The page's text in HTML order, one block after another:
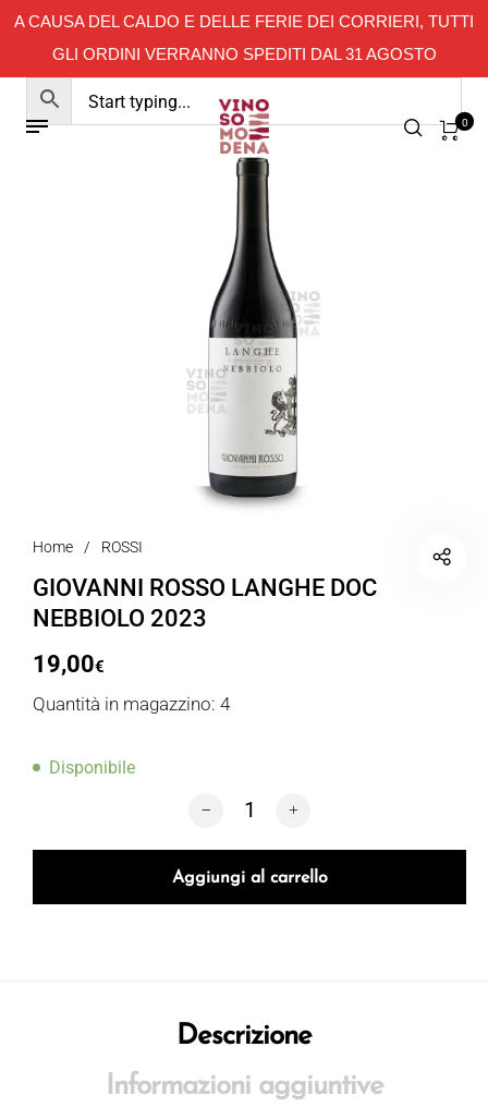
A CAUSA DEL CALDO E DELLE FERIE DEI CORRIERI, TUTTI
GLI ORDINI VERRANNO SPEDITI DAL 31 AGOSTO
0
Home / ROSSI
GIOVANNI ROSSO LANGHE DOC
NEBBIOLO 2023
19,00€
Quantità in magazzino: 4
Disponibile
GIOVANNI ROSSO LANGHE DOC
Aggiungi al carrello
Descrizione
Informazioni aggiuntive